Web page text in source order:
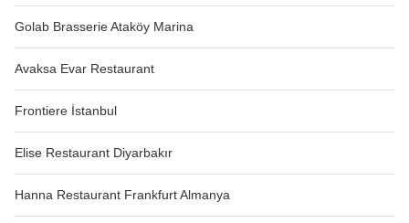
Golab Brasserie Ataköy Marina
Avaksa Evar Restaurant
Frontiere İstanbul
Elise Restaurant Diyarbakır
Hanna Restaurant Frankfurt Almanya